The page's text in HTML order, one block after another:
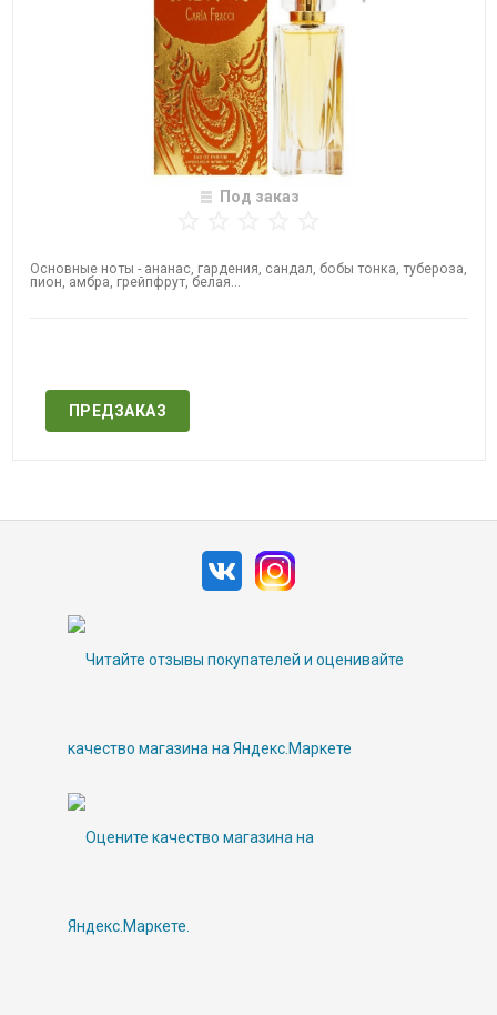
Под заказ
Основные ноты - ананас, гардения, сандал, бобы тонка, тубероза,
пион, амбра, грейпфрут, белая...
ПРЕДЗАКАЗ